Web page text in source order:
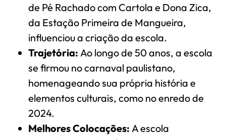
de Pé Rachado com Cartola e Dona Zica,
da Estação Primeira de Mangueira,
influenciou a criação da escola.
Trajetória: Ao longo de 50 anos, a escola
se firmou no carnaval paulistano,
homenageando sua própria história e
elementos culturais, como no enredo de
2024.
Melhores Colocações: A escola